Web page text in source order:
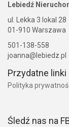
Lebiedź
ul. Lekka 3 lokal 28
01-910 Warszawa
501-138-558
joanna@lebiedz.pl
Przydatne linki
Polityka
Śledź nas na